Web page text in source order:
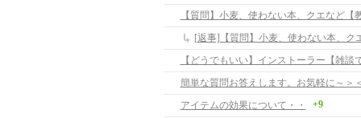
【質問】小麦、使わない本、クエなど【
【どうでもいい】インストーラー【雑談
簡単な質問お答えします。お気軽に～＞
アイテムの効果について・・
+9